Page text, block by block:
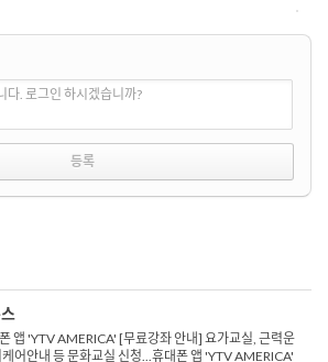
다. 로그인 하시겠습니까?
앱 'YTV AMERICA' [무료강좌 안내] 요가교실, 근력운
어안내 등 문화교실 신청...휴대폰 앱 'YTV AMERICA'